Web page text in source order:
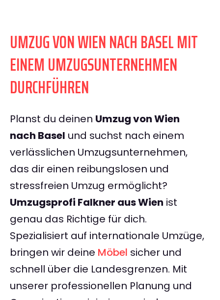
UMZUG VON WIEN NACH BASEL MIT
EINEM UMZUGSUNTERNEHMEN
DURCHFÜHREN
Planst du deinen Umzug von Wien
nach Basel und suchst nach einem
verlässlichen Umzugsunternehmen,
das dir einen reibungslosen und
stressfreien Umzug ermöglicht?
Umzugsprofi Falkner aus Wien ist
genau das Richtige für dich.
Spezialisiert auf internationale Umzüge,
bringen wir deine Möbel sicher und
schnell über die Landesgrenzen. Mit
unserer professionellen Planung und